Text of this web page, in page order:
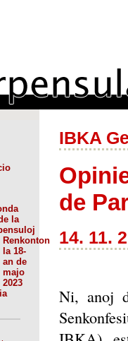
la
Renkonton
la 18-
an de
majo
2023
IBKA
de
14. 11.
Ni, anoj